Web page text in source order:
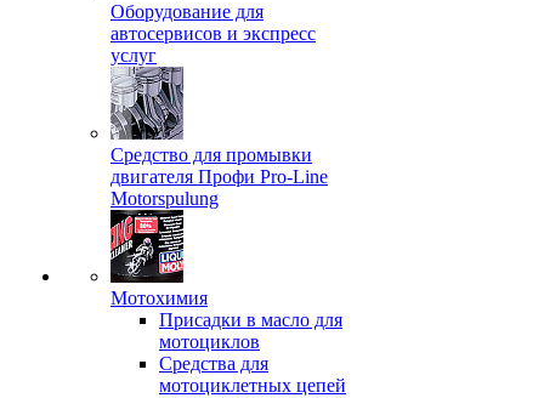
Оборудование для
автосервисов и экспресс
услуг
Средство для промывки
двигателя Профи Pro-Line
Motorspulung
Мотохимия
Присадки в масло для
мотоциклов
Средства для
мотоциклетных цепей